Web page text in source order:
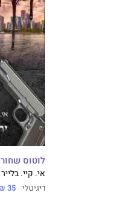
לוטוס שחור 1 - יריית פתיחה
אי. קיי. בלייר
דיגיטלי 35 ₪